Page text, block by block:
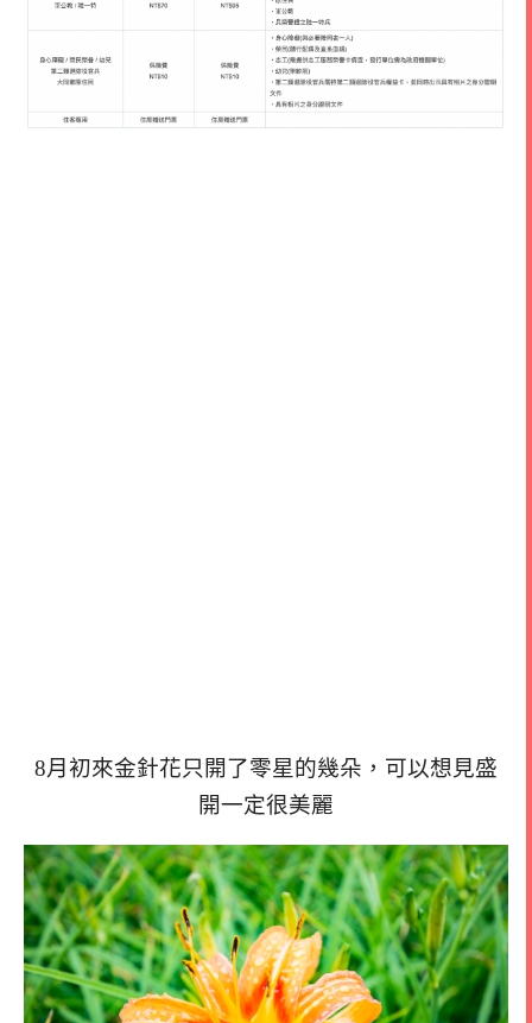
8月初來金針花只開了零星的幾朵，可以想見盛
開一定很美麗